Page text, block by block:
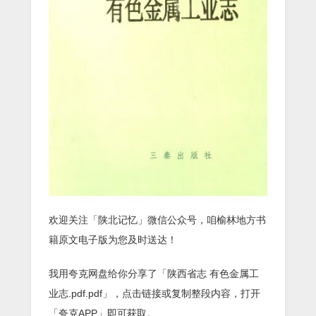
欢迎关注「陕北记忆」微信公众号，咱榆林地方书
籍原文电子版为您及时送达！
我用夸克网盘给你分享了「陕西省志 有色金属工
业志.pdf.pdf」，点击链接或复制整段内容，打开
「夸克APP」即可获取。